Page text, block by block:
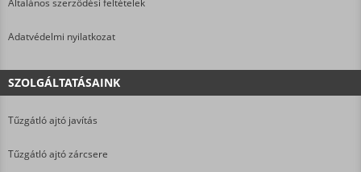
Általános szerződési feltételek
Adatvédelmi nyilatkozat
SZOLGÁLTATÁSAINK
Tűzgátló ajtó javítás
Tűzgátló ajtó zárcsere